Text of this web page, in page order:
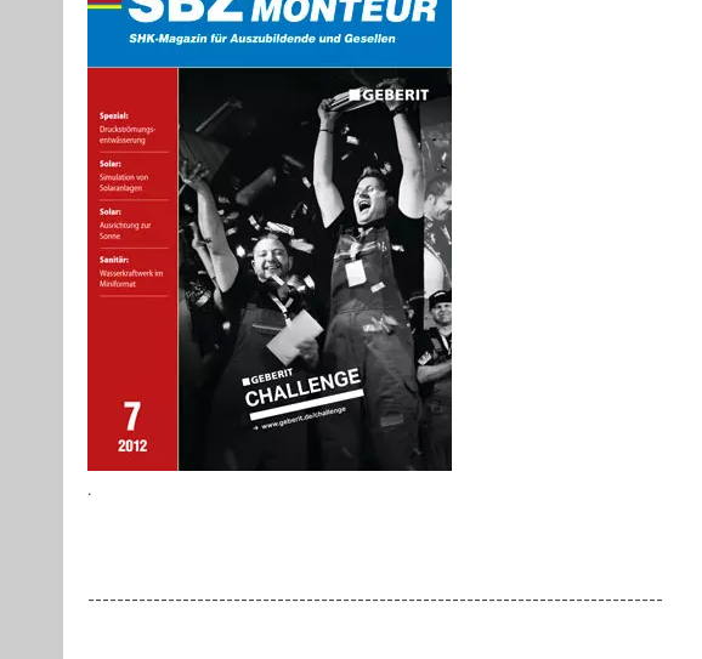
.
-------------------------------------------------------------------------------